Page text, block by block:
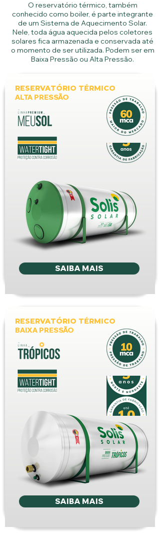
O reservatório térmico, também
conhecido como boiler, é parte integrante
de um Sistema de Aquecimento Solar.
Nele, toda água aquecida pelos coletores
solares fica armazenada e conservada até
o momento de ser utilizada. Podem ser em
Baixa Pressão ou Alta Pressão.
RESERVATÓRIO TÉRMICO
ALTA PRESSÃO
SAIBA MAIS
RESERVATÓRIO TÉRMICO
BAIXA PRESSÃO
SAIBA MAIS